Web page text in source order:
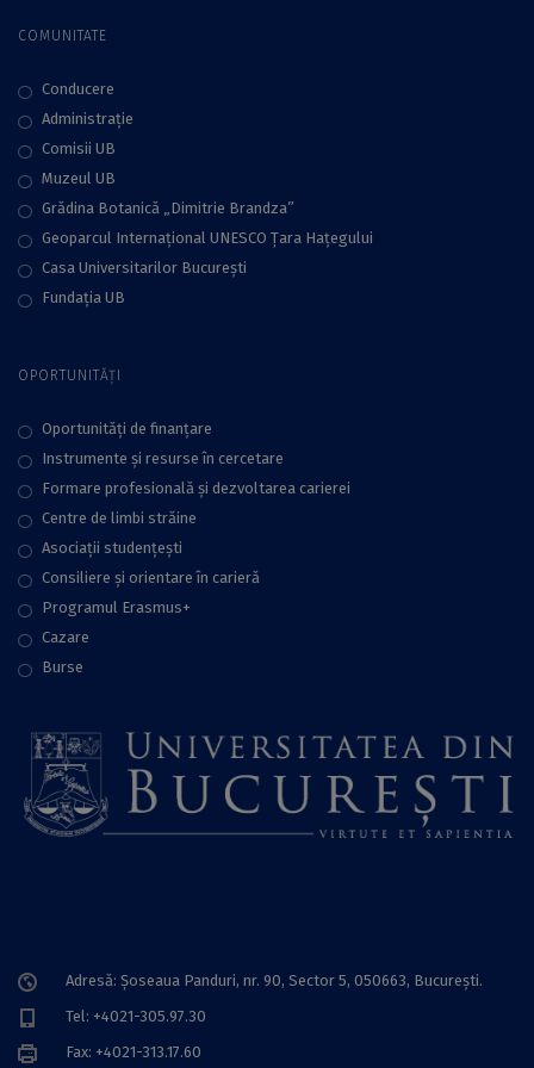
COMUNITATE
Conducere
Administraţie
Comisii UB
Muzeul UB
Grădina Botanică „Dimitrie Brandza”
Geoparcul Internațional UNESCO Țara Hațegului
Casa Universitarilor București
Fundaţia UB
OPORTUNITĂȚI
Oportunități de finanțare
Instrumente și resurse în cercetare
Formare profesională și dezvoltarea carierei
Centre de limbi străine
Asociații studențești
Consiliere şi orientare în carieră
Programul Erasmus+
Cazare
Burse
Adresă: Șoseaua Panduri, nr. 90, Sector 5, 050663, Bucureşti.
Tel: +4021-305.97.30
Fax: +4021-313.17.60